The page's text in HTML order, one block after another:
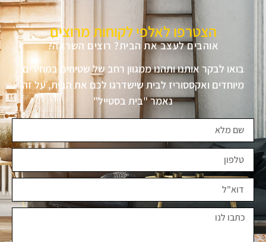
הצטרפו לאלפי לקוחות מרוצים
אוהבים לעצב את הבית? רוצים השראה?
בואו לבקר אותנו ותהנו ממגוון רחב של שטיחים במחירים
מיוחדים ואקססוריז לבית שישדרגו לכם את הבית, על זה
נאמר "בית בסטייל"